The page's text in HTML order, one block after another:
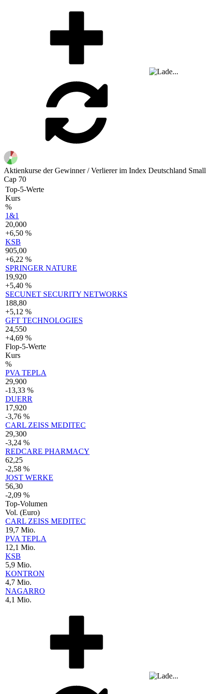
Aktienkurse der Gewinner / Verlierer im Index Deutschland Small
Cap 70
Top-5-Werte
Kurs
%
1&1
20,000
+6,50 %
KSB
905,00
+6,22 %
SPRINGER NATURE
19,920
+5,40 %
SECUNET SECURITY NETWORKS
188,80
+5,12 %
GFT TECHNOLOGIES
24,550
+4,69 %
Flop-5-Werte
Kurs
%
PVA TEPLA
29,900
-13,33 %
DUERR
17,920
-3,76 %
CARL ZEISS MEDITEC
29,300
-3,24 %
REDCARE PHARMACY
62,25
-2,58 %
JOST WERKE
56,30
-2,09 %
Top-Volumen
Vol. (Euro)
CARL ZEISS MEDITEC
19,7 Mio.
PVA TEPLA
12,1 Mio.
KSB
5,9 Mio.
KONTRON
4,7 Mio.
NAGARRO
4,1 Mio.